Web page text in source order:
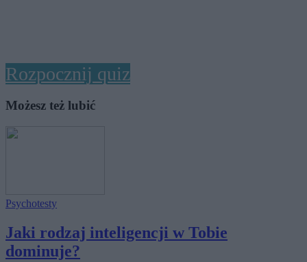
Rozpocznij quiz
Możesz też lubić
Psychotesty
Jaki rodzaj inteligencji w Tobie
dominuje?